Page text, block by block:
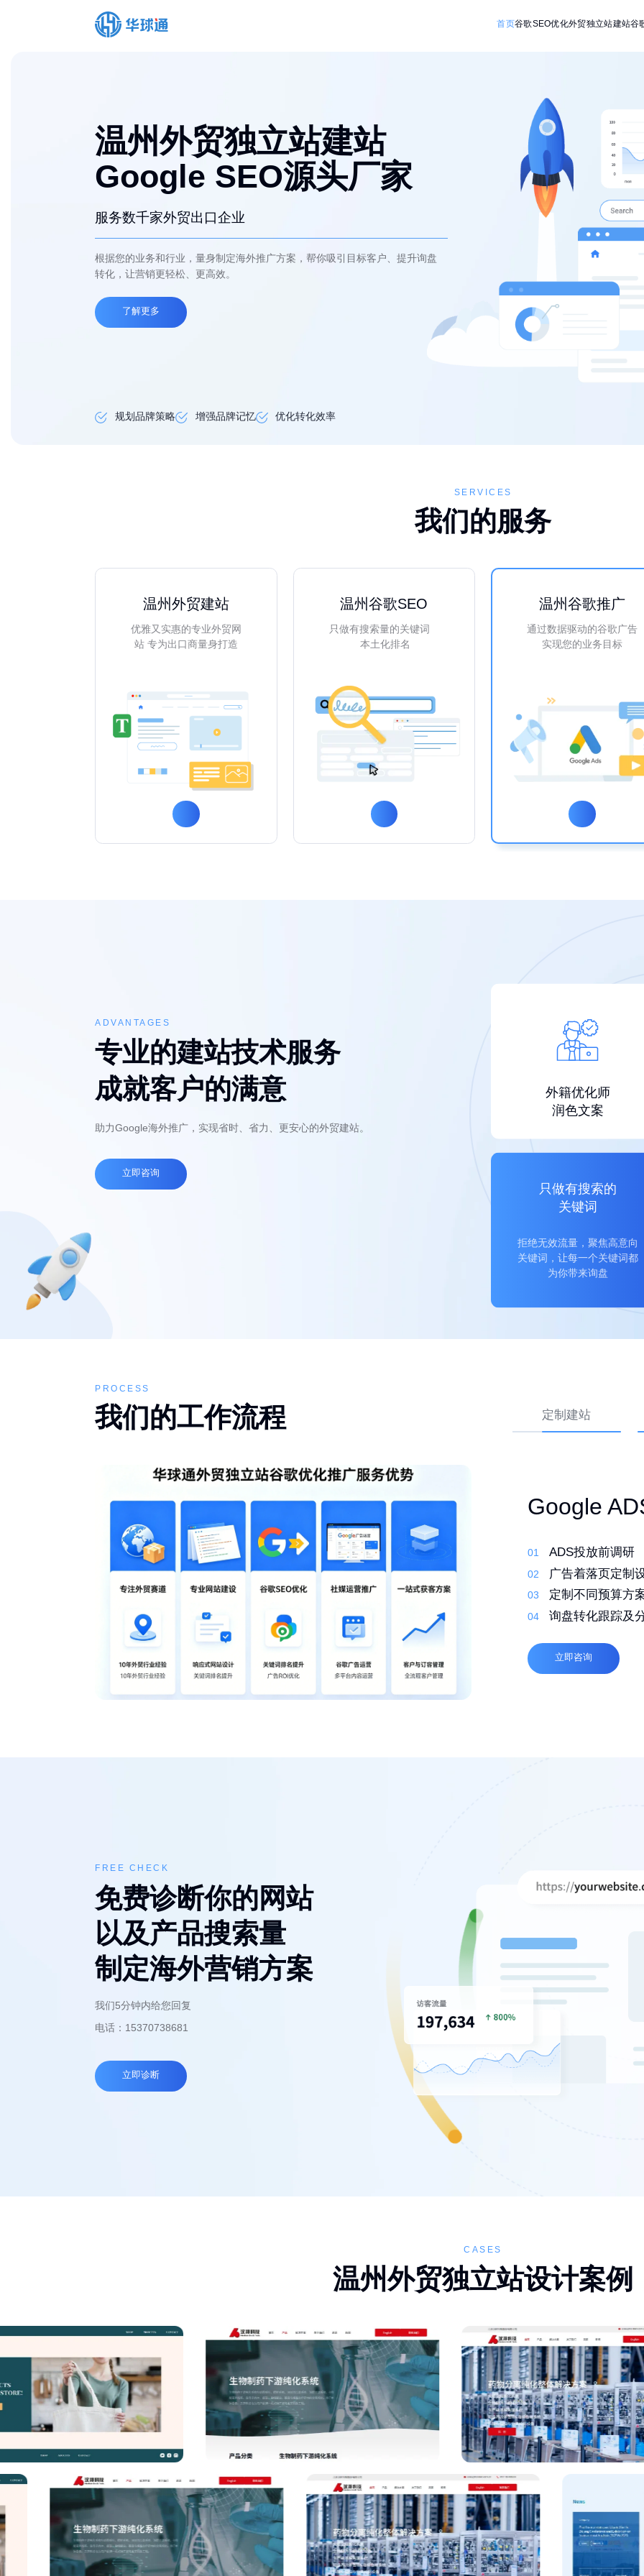
首页谷歌SEO优化外贸独立站建站谷
温州外贸独立站建站
Google SEO源头厂家
服务数千家外贸出口企业
根据您的业务和行业，量身制定海外推广方案，帮你吸引目标客户、提升询盘
转化，让营销更轻松、更高效。
了解更多
规划品牌策略 增强品牌记忆 优化转化效率
SERVICES
我们的服务
温州外贸建站
优雅又实惠的专业外贸网
站 专为出口商量身打造
温州谷歌SEO
只做有搜索量的关键词
本土化排名
温州谷歌推广
通过数据驱动的谷歌广告
实现您的业务目标
ADVANTAGES
专业的建站技术服务
成就客户的满意
助力Google海外推广，实现省时、省力、更安心的外贸建站。
立即咨询
外籍优化师
润色文案
只做有搜索的
关键词
拒绝无效流量，聚焦高意向
关键词，让每一个关键词都
为你带来询盘
PROCESS
我们的工作流程 定制建站
高转化外
01 先策划，再建站
02 定制建站系统，
03 定制化设计，打
04 自适应，多语言
立即咨询
Google
01 ADS投放前调研
02 广告着落页定制
03 定制不同预算方
04 询盘转化跟踪及
立即咨询
外贸网站
优化
01 行业调研了解产
02 筛选合适的关键
03 撰写原创文案 定
立即咨询
FREE CHECK
免费诊断你的网站
以及产品搜索量
制定海外营销方案
我们5分钟内给您回复
电话：15370738681
立即诊断
CASES
温州外贸独立站设计案例